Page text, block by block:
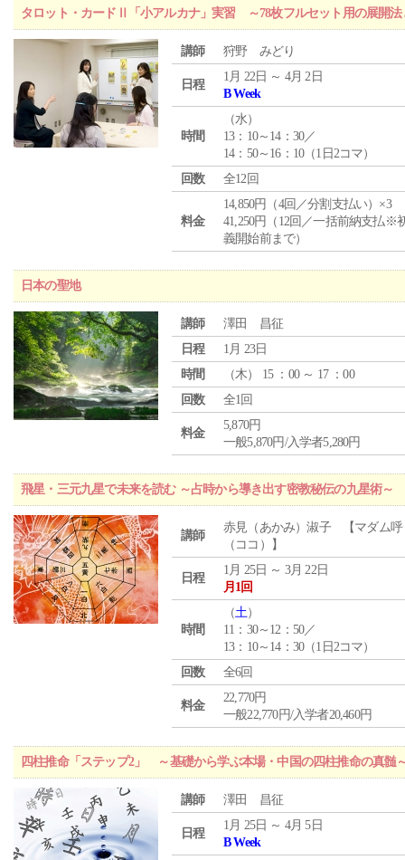
タロット・カードⅡ「小アルカナ」実習 ～78枚フルセット用の展開法
講師 狩野 みどり
日程
1月 22日 ～ 4月 2日
B Week
時間
（水）
13：10～14：30／
14：50～16：10（1日2コマ）
回数
全12回
料金
14,850円（4回／分割支払い）×3
41,250円（12回／一括前納支払※
義開始前まで）
日本の聖地
講師
澤田 昌征
日程
1月 23日
時間
（木） 15 ：00 ～ 17 ：00
回数
全1回
料金
5,870円
一般5,870円/入学者5,280円
飛星・三元九星で未来を読む ～占時から導き出す密教秘伝の九星術～
講師
赤見（あかみ）淑子 【マダム呼
（ココ）】
日程
1月 25日 ～ 3月 22日
月1回
時間
（土）
11：30～12：50／
13：10～14：30（1日2コマ）
回数
全6回
料金
22,770円
一般22,770円/入学者20,460円
四柱推命「ステップ2」 ～基礎から学ぶ本場・中国の四柱推命の真髄
講師 澤田 昌征
日程
1月 25日 ～ 4月 5日
B Week